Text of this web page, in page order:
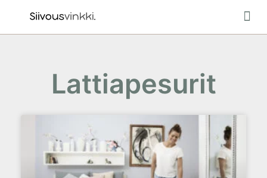
Lattiapesurit